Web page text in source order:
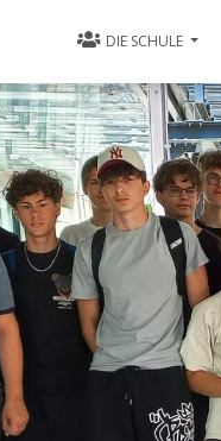
DIE SCHULE